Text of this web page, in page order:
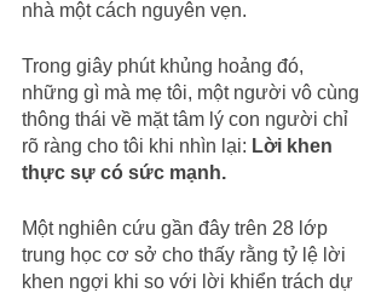
nhà một cách nguyên vẹn.
Trong giây phút khủng hoảng đó,
những gì mà mẹ tôi, một người vô cùng
thông thái về mặt tâm lý con người chỉ
rõ ràng cho tôi khi nhìn lại: Lời khen
thực sự có sức mạnh.
Một nghiên cứu gần đây trên 28 lớp
trung học cơ sở cho thấy rằng tỷ lệ lời
khen ngợi khi so với lời khiển trách dự